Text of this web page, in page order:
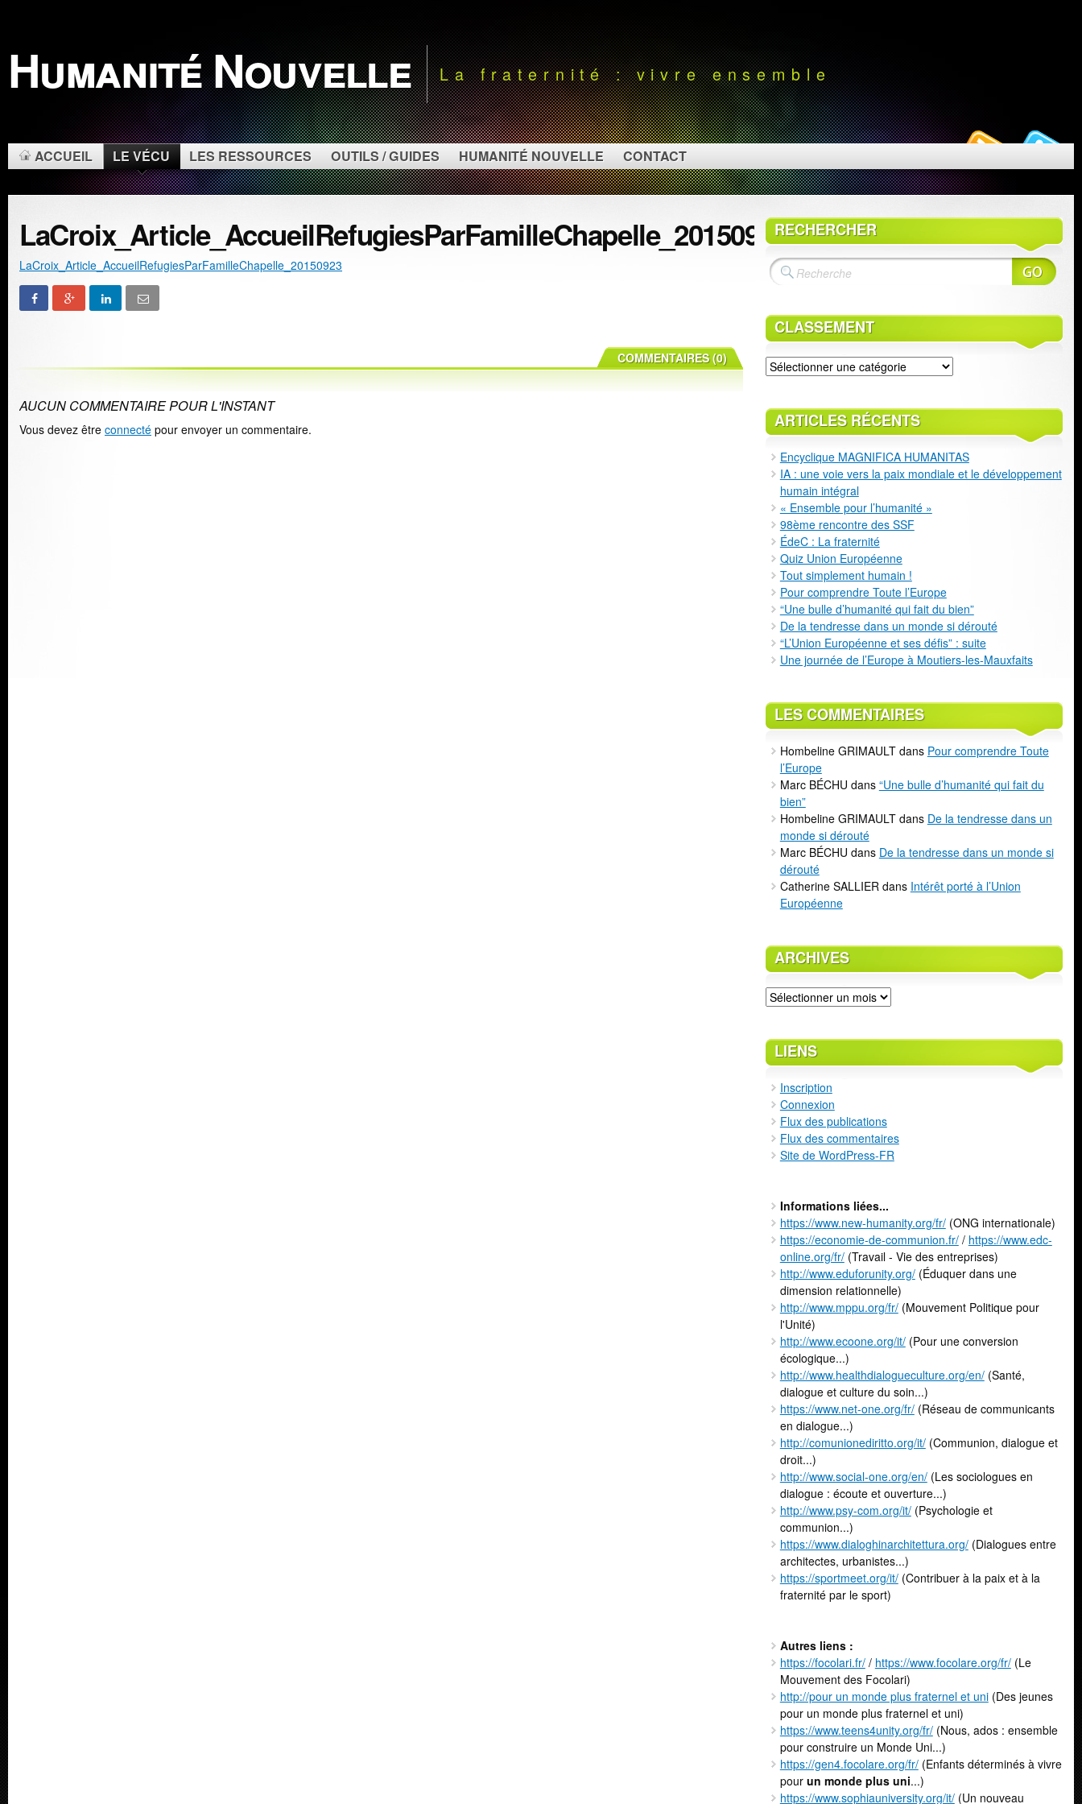
Humanité Nouvelle La fraternité : vivre ensemble
ACCUEIL LE VÉCU LES RESSOURCES OUTILS / GUIDES HUMANITÉ NOUVELLE CONTACT
LaCroix_Article_AccueilRefugiesParFamilleChapelle_20150923
LaCroix_Article_AccueilRefugiesParFamilleChapelle_20150923
COMMENTAIRES (0)
AUCUN COMMENTAIRE POUR L'INSTANT
Vous devez être connecté pour envoyer un commentaire.
RECHERCHER
CLASSEMENT
Classement
ARTICLES RÉCENTS
Encyclique MAGNIFICA HUMANITAS
IA : une voie vers la paix mondiale et le développement
humain intégral
« Ensemble pour l’humanité »
98ème rencontre des SSF
ÉdeC : La fraternité
Quiz Union Européenne
Tout simplement humain !
Pour comprendre Toute l’Europe
“Une bulle d’humanité qui fait du bien”
De la tendresse dans un monde si dérouté
“L’Union Européenne et ses défis” : suite
Une journée de l’Europe à Moutiers-les-Mauxfaits
LES COMMENTAIRES
Hombeline GRIMAULTdans Pour comprendre Toute
l’Europe
Marc BÉCHU dans “Une bulle d’humanité qui fait du
bien”
Hombeline GRIMAULTdans De la tendresse dans un
monde si dérouté
Marc BÉCHU dans De la tendresse dans un monde si
dérouté
Catherine SALLIER dans Intérêt porté à l’Union
Européenne
ARCHIVES
Archives
LIENS
Inscription
Connexion
Flux des publications
Flux des commentaires
Site de WordPress-FR
Informations liées...
https://www.new-humanity.org/fr/(ONG internationale)
https://economie-de-communion.fr// https://www.edc-
online.org/fr/(Travail - Vie des entreprises)
http://www.eduforunity.org/(Éduquer dans une
dimension relationnelle)
http://www.mppu.org/fr/(Mouvement Politique pour
l'Unité)
http://www.ecoone.org/it/(Pour une conversion
écologique...)
http://www.healthdialogueculture.org/en/(Santé,
dialogue et culture du soin...)
https://www.net-one.org/fr/(Réseau de communicants
en dialogue...)
http://comunionediritto.org/it/(Communion, dialogue et
droit...)
http://www.social-one.org/en/(Les sociologues en
dialogue : écoute et ouverture...)
http://www.psy-com.org/it/(Psychologie et
communion...)
https://www.dialoghinarchitettura.org/(Dialogues entre
architectes, urbanistes...)
https://sportmeet.org/it/(Contribuer à la paix et à la
fraternité par le sport)
Autres liens :
https://focolari.fr// https://www.focolare.org/fr/(Le
Mouvement des Focolari)
http://pour un monde plus fraternel et uni(Des jeunes
pour un monde plus fraternel et uni)
https://www.teens4unity.org/fr/(Nous, ados : ensemble
pour construire un Monde Uni...)
https://gen4.focolare.org/fr/(Enfants déterminés à vivre
pour un monde plus uni...)
https://www.sophiauniversity.org/it/(Un nouveau